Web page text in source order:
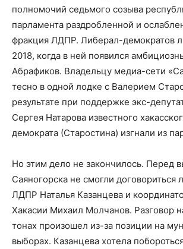
полномочий седьмого созыва
парламента раздробленной и
фракция ЛДПР. Либерал-демократов
2018, когда в ней появился
Абрафиков. Владельцу медиа-сети
тесно в одной лодке с Валерием
результате при поддержке экс-
Сергея Натарова известного
демократа (Старостина) изгнали из
Но этим дело не закончилось. Перед
Саяногорска не смогли договориться
ЛДПР Наталья Казанцева и
Хакасии Михаил Молчанов. Разговор
тонах произошел из-за позиции на
выборах. Казанцева хотела